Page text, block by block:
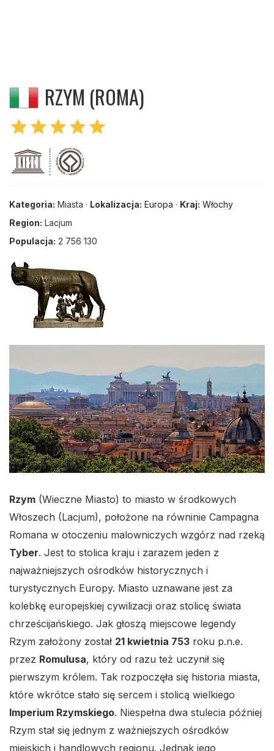
RZYM (ROMA)
starstarstarstarstar
Kategoria: Miasta · Lokalizacja: Europa · Kraj: Włochy
Region: Lacjum
Populacja: 2 756 130
Rzym (Wieczne Miasto) to miasto w środkowych
Włoszech (Lacjum), położone na równinie Campagna
Romana w otoczeniu malowniczych wzgórz nad rzeką
Tyber. Jest to stolica kraju i zarazem jeden z
najważniejszych ośrodków historycznych i
turystycznych Europy. Miasto uznawane jest za
kolebkę europejskiej cywilizacji oraz stolicę świata
chrześcijańskiego. Jak głoszą miejscowe legendy
Rzym założony został 21 kwietnia 753 roku p.n.e.
przez Romulusa, który od razu też uczynił się
pierwszym królem. Tak rozpoczęła się historia miasta,
które wkrótce stało się sercem i stolicą wielkiego
Imperium Rzymskiego. Niespełna dwa stulecia później
Rzym stał się jednym z ważniejszych ośrodków
miejskich i handlowych regionu. Jednak jego